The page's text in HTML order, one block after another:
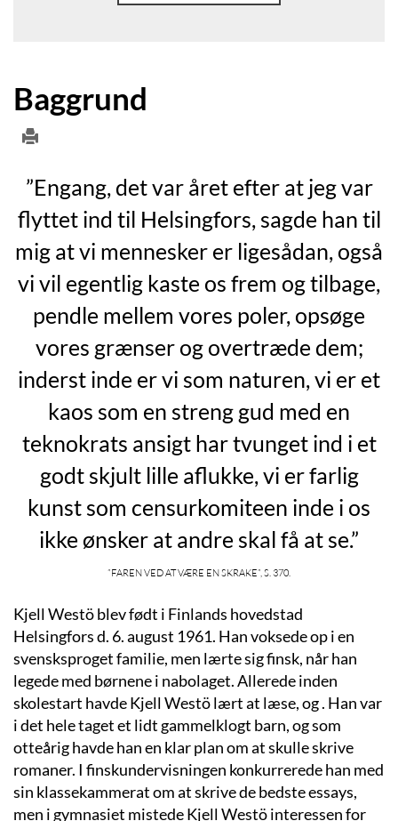
Baggrund
”Engang, det var året efter at jeg var
flyttet ind til Helsingfors, sagde han til
mig at vi mennesker er ligesådan, også
vi vil egentlig kaste os frem og tilbage,
pendle mellem vores poler, opsøge
vores grænser og overtræde dem;
inderst inde er vi som naturen, vi er et
kaos som en streng gud med en
teknokrats ansigt har tvunget ind i et
godt skjult lille aflukke, vi er farlig
kunst som censurkomiteen inde i os
ikke ønsker at andre skal få at se.”
”Faren ved at være en Skrake”, s. 370.
Kjell Westö blev født i Finlands hovedstad
Helsingfors d. 6. august 1961. Han voksede op i en
svensksproget familie, men lærte sig finsk, når han
legede med børnene i nabolaget. Allerede inden
skolestart havde Kjell Westö lært at læse, og . Han var
i det hele taget et lidt gammelklogt barn, og som
otteårig havde han en klar plan om at skulle skrive
romaner. I finskundervisningen konkurrerede han med
sin klassekammerat om at skrive de bedste essays,
men i gymnasiet mistede Kjell Westö interessen for